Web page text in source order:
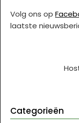
Volg ons op
laatste
Categorieën